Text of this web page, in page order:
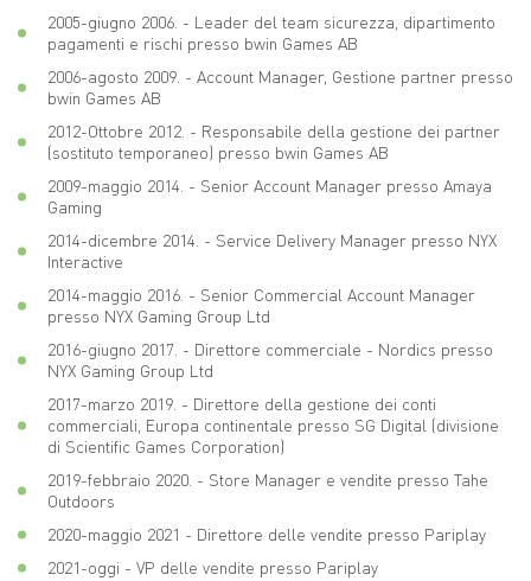
2005-giugno 2006. - Leader del team sicurezza, dipartimento
pagamenti e rischi presso bwin Games AB
2006-agosto 2009. - Account Manager, Gestione partner presso
bwin Games AB
2012-Ottobre 2012. - Responsabile della gestione dei partner
(sostituto temporaneo) presso bwin Games AB
2009-maggio 2014. - Senior Account Manager presso Amaya
Gaming
2014-dicembre 2014. - Service Delivery Manager presso NYX
Interactive
2014-maggio 2016. - Senior Commercial Account Manager
presso NYX Gaming Group Ltd
2016-giugno 2017. - Direttore commerciale - Nordics presso
NYX Gaming Group Ltd
2017-marzo 2019. - Direttore della gestione dei conti
commerciali, Europa continentale presso SG Digital (divisione
di Scientific Games Corporation)
2019-febbraio 2020. - Store Manager e vendite presso Tahe
Outdoors
2020-maggio 2021 - Direttore delle vendite presso Pariplay
2021-oggi - VP delle vendite presso Pariplay